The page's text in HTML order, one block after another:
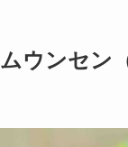
ウンセン